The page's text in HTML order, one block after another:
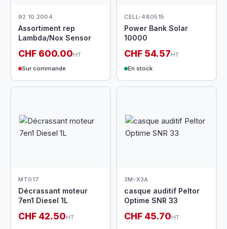
92 10 2004
Assortiment rep
Lambda/Nox Sensor
CHF 600.00HT
Sur commande
CELL-480515
Power Bank Solar
10000
CHF 54.57HT
En stock
MT017
Décrassant moteur
7en1 Diesel 1L
CHF 42.50HT
3M-X3A
casque auditif Peltor
Optime SNR 33
CHF 45.70HT